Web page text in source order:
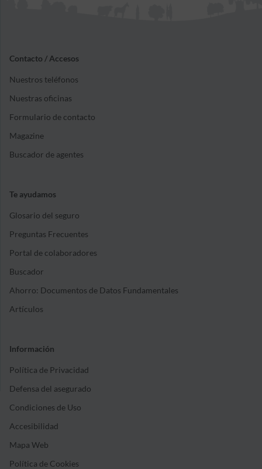
Contacto / Accesos
Nuestros teléfonos
Nuestras oficinas
Formulario de contacto
Magazine
Buscador de agentes
Te ayudamos
Glosario del seguro
Preguntas Frecuentes
Portal de colaboradores
Buscador
Ahorro: Documentos de Datos Fundamentales
Artículos
Información
Política de Privacidad
Defensa del asegurado
Condiciones de Uso
Accesibilidad
Mapa Web
Política de Cookies